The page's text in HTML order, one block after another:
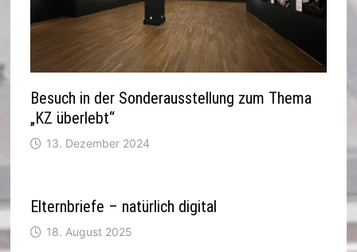
Besuch in der Sonderausstellung zum Thema
„KZ überlebt“
13. Dezember 2024
Elternbriefe – natürlich digital
18. August 2025